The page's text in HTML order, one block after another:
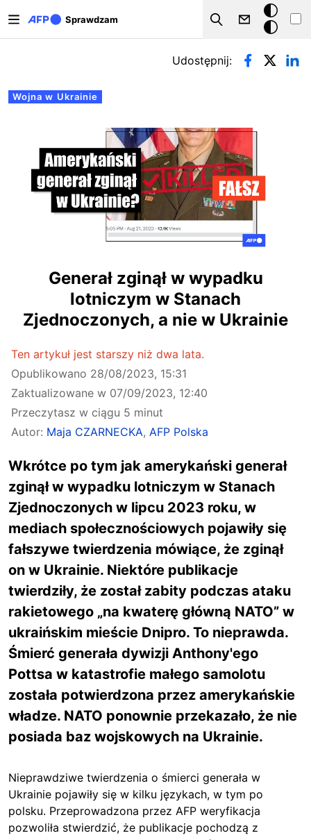
Sprawdzam
Szukaj
Tryb
ciemny
Zakładki podstawowe
Wojna w Ukrainie
Udostępnij:
Generał zginął w wypadku
lotniczym w Stanach
Zjednoczonych, a nie w Ukrainie
Ten artykuł jest starszy niż dwa lata.
Opublikowano 28/08/2023, 15:31
Zaktualizowane w 07/09/2023, 12:40
Przeczytasz w ciągu 5 minut
Autor: Maja CZARNECKA, AFP Polska
Wkrótce po tym jak amerykański generał
zginął w wypadku lotniczym w Stanach
Zjednoczonych w lipcu 2023 roku, w
mediach społecznościowych pojawiły się
fałszywe twierdzenia mówiące, że zginął
on w Ukrainie. Niektóre publikacje
twierdziły, że został zabity podczas ataku
rakietowego „na kwaterę główną NATO” w
ukraińskim mieście Dnipro. To nieprawda.
Śmierć generała dywizji Anthony'ego
Pottsa w katastrofie małego samolotu
została potwierdzona przez amerykańskie
władze. NATO ponownie przekazało, że nie
posiada baz wojskowych na Ukrainie.
Nieprawdziwe twierdzenia o śmierci generała w
Ukrainie pojawiły się w kilku językach, w tym po
polsku. Przeprowadzona przez AFP weryfikacja
pozwoliła stwierdzić, że publikacje pochodzą z